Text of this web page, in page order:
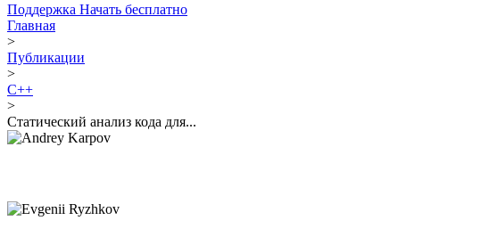
Поддержка Начать бесплатно
Главная
>
Публикации
>
C++
>
Статический анализ кода для...